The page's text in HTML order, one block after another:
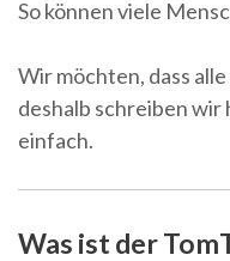
So können viele
Wir möchten, dass
deshalb schreiben wir
einfach.
Was ist der